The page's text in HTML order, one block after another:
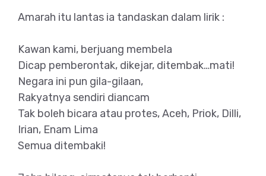
Amarah itu lantas ia tandaskan dalam lirik :
Kawan kami, berjuang membela
Dicap pemberontak, dikejar, ditembak…mati!
Negara ini pun gila-gilaan,
Rakyatnya sendiri diancam
Tak boleh bicara atau protes, Aceh, Priok, Dilli,
Irian, Enam Lima
Semua ditembaki!